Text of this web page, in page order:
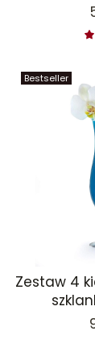
Bestseller
Zestaw 4